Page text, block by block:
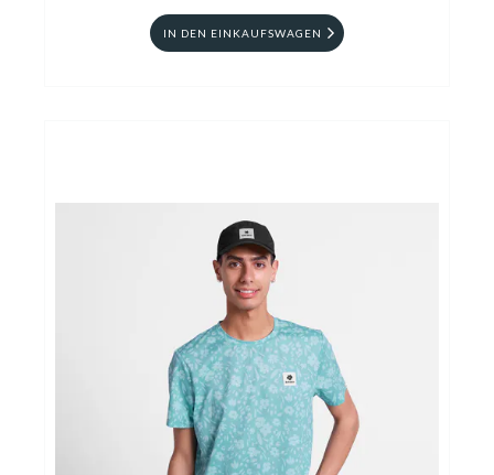
IN DEN EINKAUFSWAGEN